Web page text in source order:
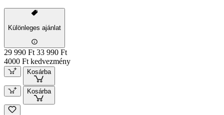
Különleges ajánlat
29 990 Ft 33 990 Ft
4000 Ft kedvezmény
Kosárba
Kosárba